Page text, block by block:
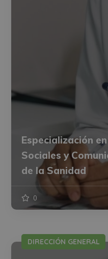
Especialización
Sociales y
de la Sanidad
0
DIRECCIÓN GENERAL